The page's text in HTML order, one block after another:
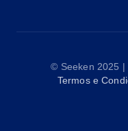
© Seeken 2025 |
Termos e